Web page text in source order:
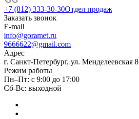
+7 (812) 333-30-30Отдел продаж
Заказать звонок
E-mail
info@goramet.ru
9666622@gmail.com
Адрес
г. Санкт-Петербург, ул. Менделеевская 8
Режим работы
Пн–Пт: с 9:00 до 17:00
Сб-Вс: выходной